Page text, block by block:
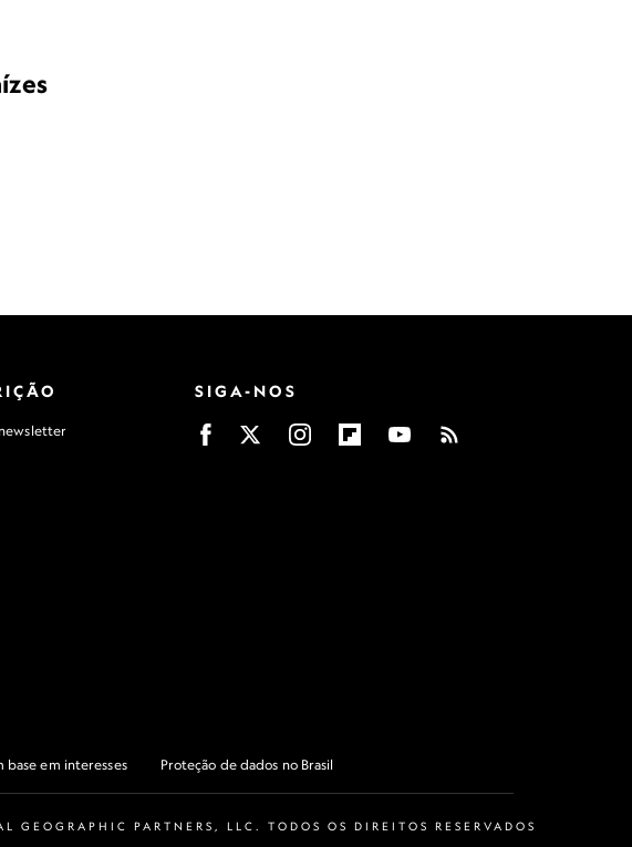
SIGA-NOS
base em interesses Proteção de dados no Brasil
PARTNERS, LLC. TODOS OS DIREITOS RESERVADOS